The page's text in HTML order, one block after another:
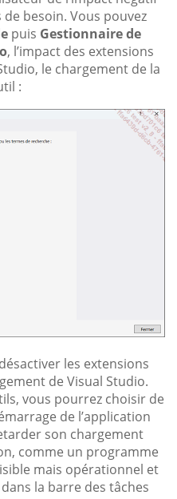
besoin. Vous pouvez
puis Gestionnaire de
, l’impact des extensions
le chargement de la
:
les extensions
de Visual Studio.
vous pourrez choisir de
de l’application
son chargement
comme un programme
mais opérationnel et
la barre des tâches